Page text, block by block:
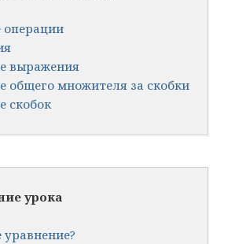
операции
выражения
общего множителя за скобки
скобок
урока
уравнение?